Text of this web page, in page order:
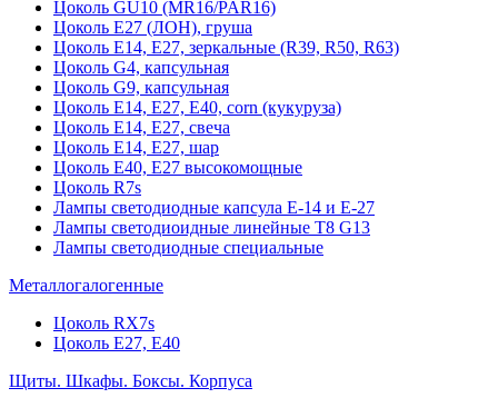
Цоколь GU10 (MR16/PAR16)
Цоколь Е27 (ЛОН), груша
Цоколь Е14, Е27, зеркальные (R39, R50, R63)
Цоколь G4, капсульная
Цоколь G9, капсульная
Цоколь Е14, Е27, Е40, corn (кукуруза)
Цоколь Е14, Е27, свеча
Цоколь Е14, Е27, шар
Цоколь Е40, Е27 высокомощные
Цоколь R7s
Лампы светодиодные капсула Е-14 и Е-27
Лампы светодиоидные линейные T8 G13
Лампы светодиодные специальные
Металлогалогенные
Цоколь RX7s
Цоколь Е27, E40
Щиты. Шкафы. Боксы. Корпуса